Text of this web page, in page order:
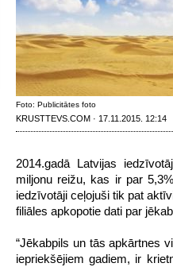
Foto: Publicitātes foto
KRUSTTEVS.COM · 17.11.2015. 12:14
2014.gadā Latvijas
miljonu reižu, kas ir par
iedzīvotāji ceļojuši tik pat
filiāles apkopotie dati par
“Jēkabpils un tās apkārtnes
iepriekšējiem gadiem, ir